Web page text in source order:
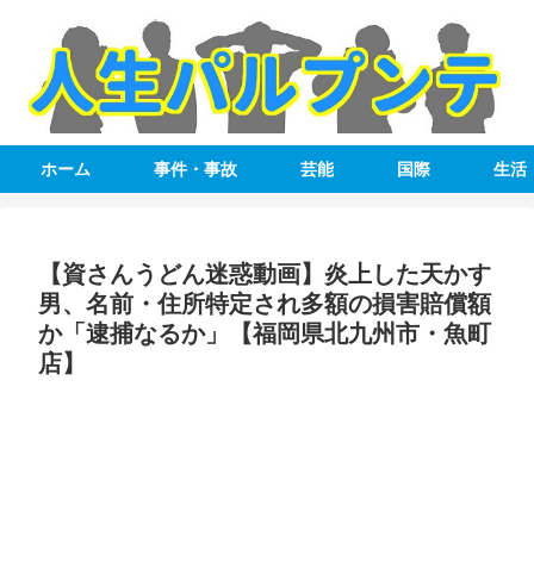
ホーム 事件・事故 芸能 国際 生活
【資さんうどん迷惑動画】炎上した天かす
男、名前・住所特定され多額の損害賠償額
か「逮捕なるか」【福岡県北九州市・魚町
店】